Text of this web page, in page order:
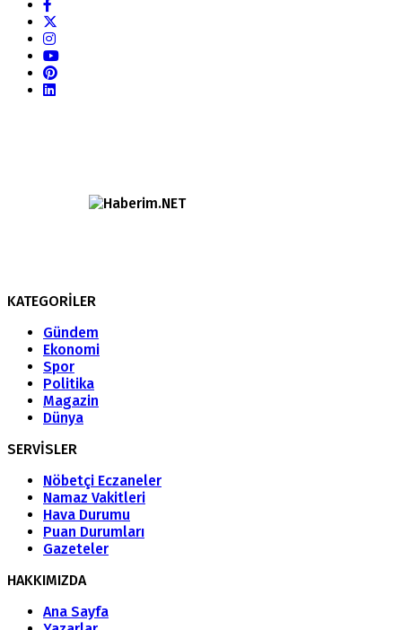
KATEGORİLER
Gündem
Ekonomi
Spor
Politika
Magazin
Dünya
SERVİSLER
Nöbetçi Eczaneler
Namaz Vakitleri
Hava Durumu
Puan Durumları
Gazeteler
HAKKIMIZDA
Ana Sayfa